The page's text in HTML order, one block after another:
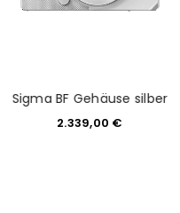
Sigma BF Gehäuse silber
2.339,00 €